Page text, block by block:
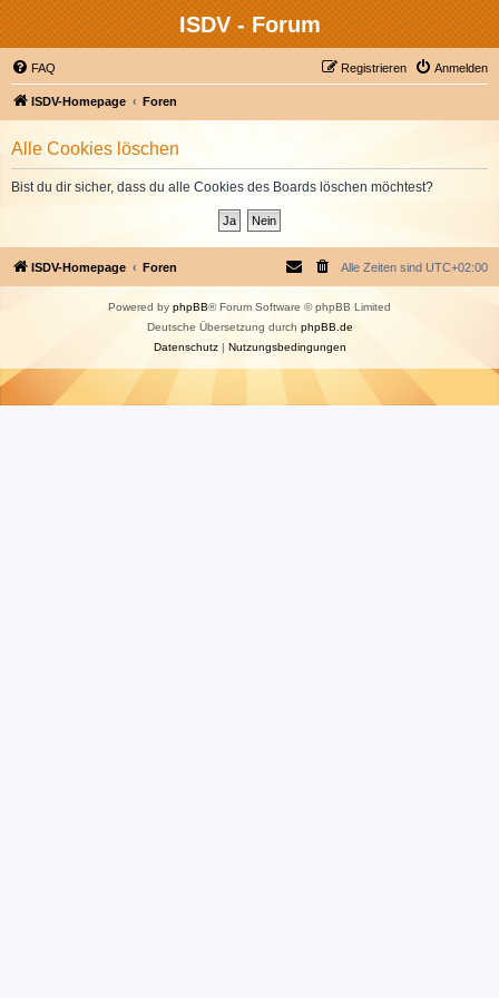
ISDV - Forum
FAQ Anmelden
Registrieren
ISDV-Homepage Foren
Alle Cookies löschen
Bist du dir sicher, dass du alle Cookies des Boards löschen möchtest?
ISDV-Homepage Foren Alle Zeiten sind UTC+02:00
Powered by phpBB® Forum Software © phpBB Limited
Deutsche Übersetzung durch phpBB.de
Datenschutz| Nutzungsbedingungen